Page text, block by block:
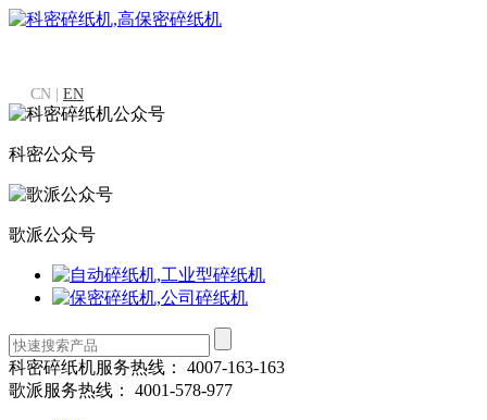
CN | EN
科密公众号
歌派公众号
科密碎纸机服务热线：
4007-163-163
歌派服务热线：
4001-578-977